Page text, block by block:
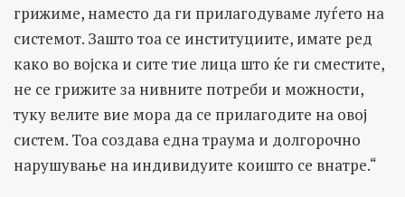
грижиме, наместо да ги прилагодуваме луѓето на
системот. Зашто тоа се институциите, имате ред
како во војска и сите тие лица што ќе ги сместите,
не се грижите за нивните потреби и можности,
туку велите вие мора да се прилагодите на овој
систем. Тоа создава една траума и долгорочно
нарушување на индивидуите коишто се внатре.“